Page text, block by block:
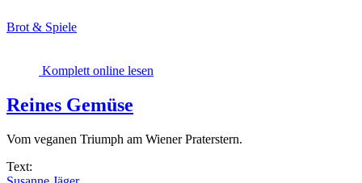
Brot & Spiele
Komplett online lesen
Reines Gemüse
Vom veganen Triumph am Wiener Praterstern.
Text: